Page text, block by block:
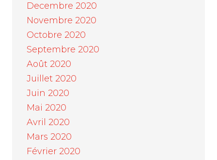
Decembre 2020
Novembre 2020
Octobre 2020
Septembre 2020
Août 2020
Juillet 2020
Juin 2020
Mai 2020
Avril 2020
Mars 2020
Février 2020